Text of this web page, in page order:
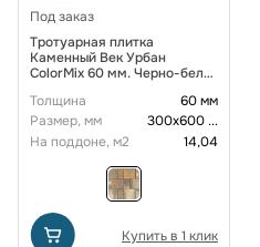
Под заказ
Тротуарная плитка
Каменный Век Урбан
ColorMix 60 мм. Черно-бело-
Толщина
60 мм
Размер, мм
300х600...
На поддоне, м2
14,04
Купить в 1 клик